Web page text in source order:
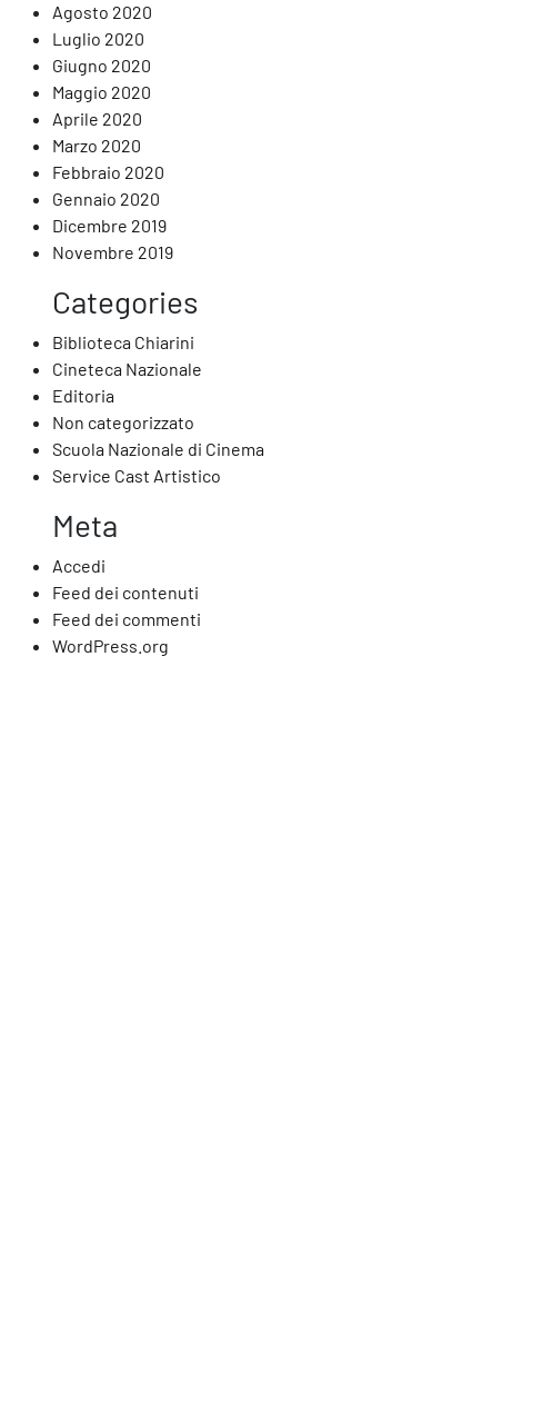
di Lino Capolicchio
Agosto 2020
Luglio 2020
Giugno 2020
Maggio 2020
Aprile 2020
Marzo 2020
Febbraio 2020
Gennaio 2020
Dicembre 2019
Novembre 2019
Categories
Biblioteca Chiarini
Cineteca Nazionale
Editoria
Non categorizzato
Scuola Nazionale di Cinema
Service Cast Artistico
Meta
Accedi
Feed dei contenuti
Feed dei commenti
WordPress.org